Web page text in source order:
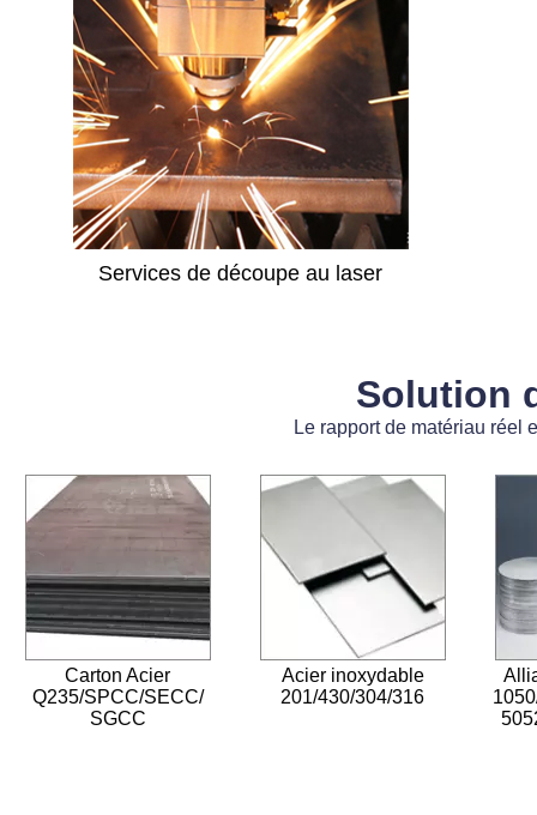
Services de découpe au laser
Solution
Le rapport de matériau réel
Carton Acier
Q235/SPCC/SECC/
SGCC
Acier inoxydable
201/430/304/316